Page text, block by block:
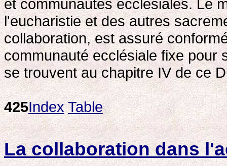
et communautés ecclésiales. Le
l'eucharistie et des autres
collaboration, est assuré
communauté ecclésiale fixe pour
se trouvent au chapitre IV de ce
425Index Table
La collaboration dans